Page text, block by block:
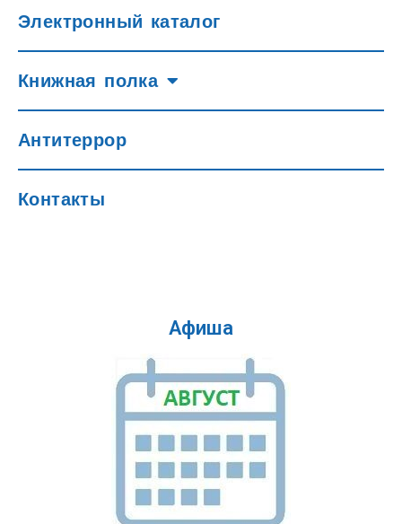
Электронный каталог
Книжная полка
Антитеррор
Контакты
Афиша